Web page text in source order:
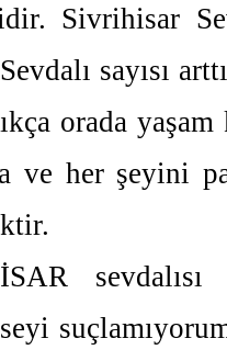
Sivrihisar
sayısı
orada
ve her şeyini
sevdalısı